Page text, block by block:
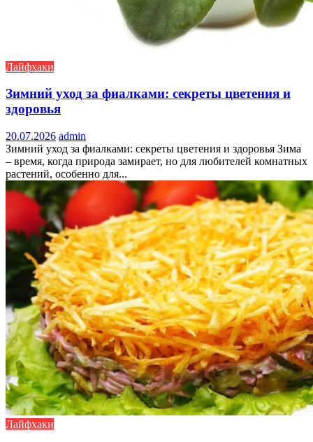
Лайфхаки
Зимний уход за фиалками: секреты цветения и
здоровья
20.07.2026 admin
Зимний уход за фиалками: секреты цветения и здоровья Зима
– время, когда природа замирает, но для любителей комнатных
растений, особенно для...
Лайфхаки